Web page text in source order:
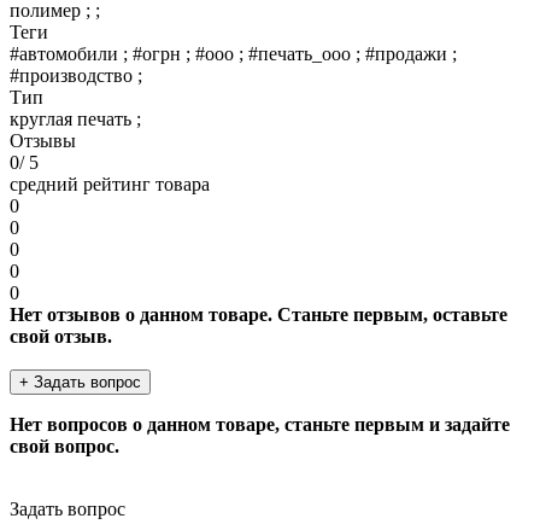
полимер ; ;
Теги
#автомобили ; #огрн ; #ооо ; #печать_ооо ; #продажи ;
#производство ;
Тип
круглая печать ;
Отзывы
0/ 5
средний рейтинг товара
0
0
0
0
0
Нет отзывов о данном товаре. Станьте первым, оставьте
свой отзыв.
+ Задать вопрос
Нет вопросов о данном товаре, станьте первым и задайте
свой вопрос.
Задать вопрос